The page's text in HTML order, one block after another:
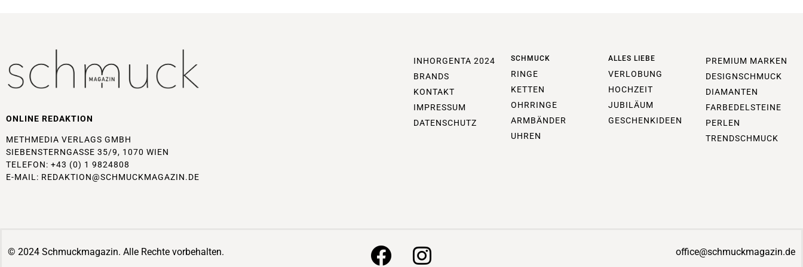
ONLINE REDAKTION
METHMEDIA VERLAGS GMBH
SIEBENSTERNGASSE 35/9, 1070 WIEN
TELEFON: +43 (0) 1 9824808
E-MAIL: REDAKTION@SCHMUCKMAGAZIN.DE
INHORGENTA 2024
BRANDS
KONTAKT
IMPRESSUM
DATENSCHUTZ
SCHMUCK
RINGE
KETTEN
OHRRINGE
ARMBÄNDER
UHREN
ALLES LIEBE
VERLOBUNG
HOCHZEIT
JUBILÄUM
GESCHENKIDEEN
PREMIUM MARKEN
DESIGNSCHMUCK
DIAMANTEN
FARBEDELSTEINE
PERLEN
TRENDSCHMUCK
© 2024 Schmuckmagazin. Alle Rechte vorbehalten. office@schmuckmagazin.de